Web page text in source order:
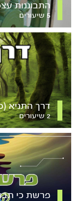
התבוננות
5 שיעורים
דרך התניא
2 שיעורים
פרשת כי